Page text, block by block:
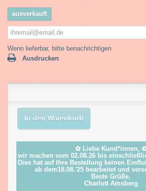
ausverkauft
Wenn lieferbar, bitte benachrichtigen
Ausdrucken
In den Warenkorb
✿ Liebe Kund*innen,
wir machen vom 02.08.26 bis
Dies hat auf Ihre Bestellung keinen
ab dem18.08.'25 bearbeitet und
Beste Grüße,
Charlott Amsberg